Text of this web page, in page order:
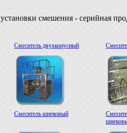
установки смешения - серийная
Смеситель двухконусный
Смеситель шнековый